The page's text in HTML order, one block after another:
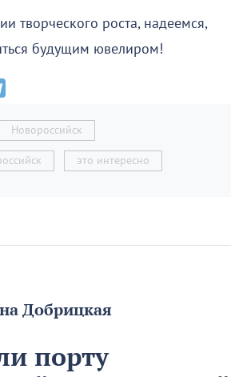
творческого роста, надеемся,
будущим ювелиром!
Новороссийск
это интересно
Добрицкая
порту